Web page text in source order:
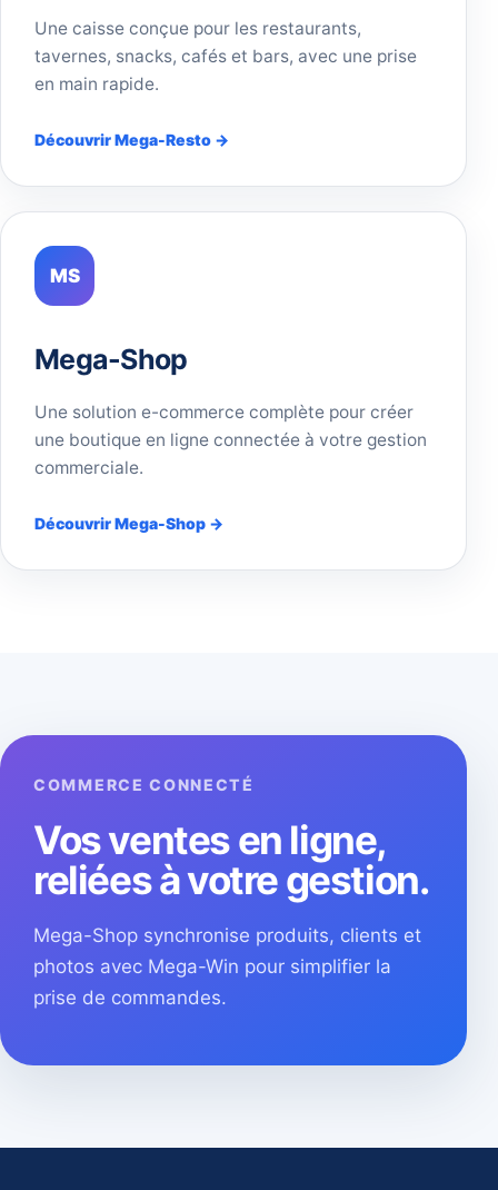
Une caisse conçue pour les restaurants,
tavernes, snacks, cafés et bars, avec une prise
en main rapide.
Découvrir Mega-Resto →
MS
Mega-Shop
Une solution e-commerce complète pour créer
une boutique en ligne connectée à votre gestion
commerciale.
Découvrir Mega-Shop →
COMMERCE CONNECTÉ
Vos ventes en ligne,
reliées à votre gestion.
Mega-Shop synchronise produits, clients et
photos avec Mega-Win pour simplifier la
prise de commandes.